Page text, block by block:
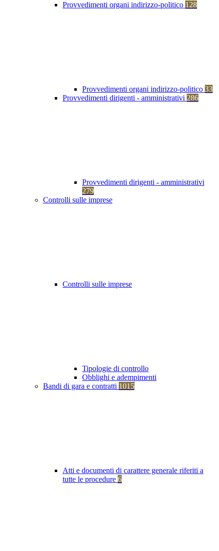
Provvedimenti organi indirizzo-politico 128
Provvedimenti organi indirizzo-politico 33
Provvedimenti dirigenti - amministrativi 286
Provvedimenti dirigenti - amministrativi
279
Controlli sulle imprese
Controlli sulle imprese
Tipologie di controllo
Obblighi e adempimenti
Bandi di gara e contratti 1015
Atti e documenti di carattere generale riferiti a
tutte le procedure 6